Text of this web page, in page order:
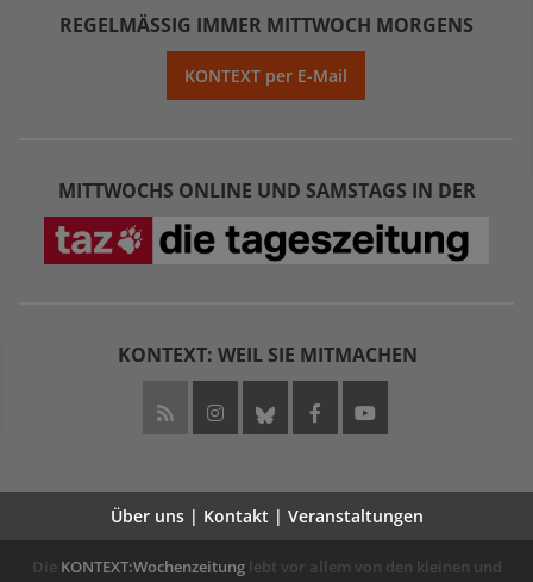
REGELMÄSSIG IMMER MITTWOCH MORGENS
KONTEXT per E-Mail
MITTWOCHS ONLINE UND SAMSTAGS IN DER
KONTEXT: WEIL SIE MITMACHEN
Über uns | Kontakt | Veranstaltungen
Die KONTEXT:Wochenzeitunglebt vor allem von den kleinen und